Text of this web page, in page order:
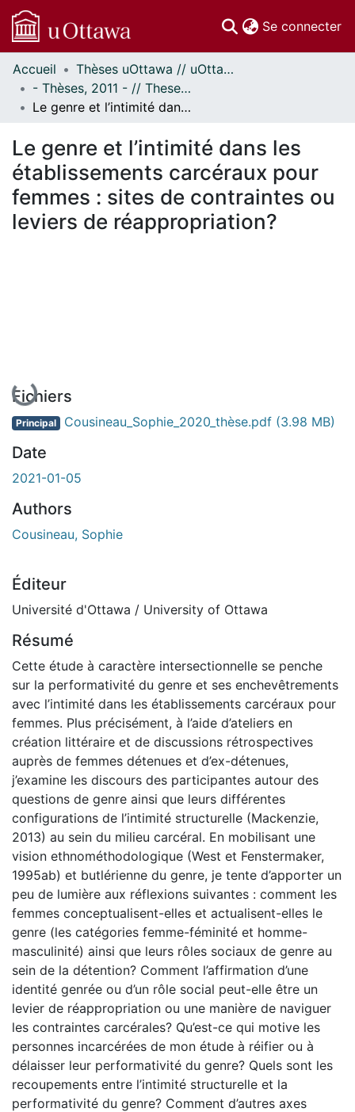
Se connecter
Communautés
et collections
Parcourir
À propos
Accueil
Thèses uOttawa // uOttawa Theses
- Thèses, 2011 - // Theses, 2011 -
Le genre et l’intimité dans les établissements carcéraux pour femmes : sites de contraintes ou leviers de réappropriation?
Le genre et l’intimité dans les
établissements carcéraux pour
femmes : sites de contraintes ou
leviers de réappropriation?
En cours de chargement...
Fichiers
Principal Cousineau_Sophie_2020_thèse.pdf (3.98 MB)
Date
2021-01-05
Authors
Cousineau, Sophie
Éditeur
Université d'Ottawa / University of Ottawa
Résumé
Cette étude à caractère intersectionnelle se penche
sur la performativité du genre et ses enchevêtrements
avec l’intimité dans les établissements carcéraux pour
femmes. Plus précisément, à l’aide d’ateliers en
création littéraire et de discussions rétrospectives
auprès de femmes détenues et d’ex-détenues,
j’examine les discours des participantes autour des
questions de genre ainsi que leurs différentes
configurations de l’intimité structurelle (Mackenzie,
2013) au sein du milieu carcéral. En mobilisant une
vision ethnométhodologique (West et Fenstermaker,
1995ab) et butlérienne du genre, je tente d’apporter un
peu de lumière aux réflexions suivantes : comment les
femmes conceptualisent-elles et actualisent-elles le
genre (les catégories femme-féminité et homme-
masculinité) ainsi que leurs rôles sociaux de genre au
sein de la détention? Comment l’affirmation d’une
identité genrée ou d’un rôle social peut-elle être un
levier de réappropriation ou une manière de naviguer
les contraintes carcérales? Qu’est-ce qui motive les
personnes incarcérées de mon étude à réifier ou à
délaisser leur performativité du genre? Quels sont les
recoupements entre l’intimité structurelle et la
performativité du genre? Comment d’autres axes